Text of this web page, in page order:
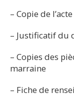
– Copie de
– Justificatif du
– Copies des
marraine
– Fiche de